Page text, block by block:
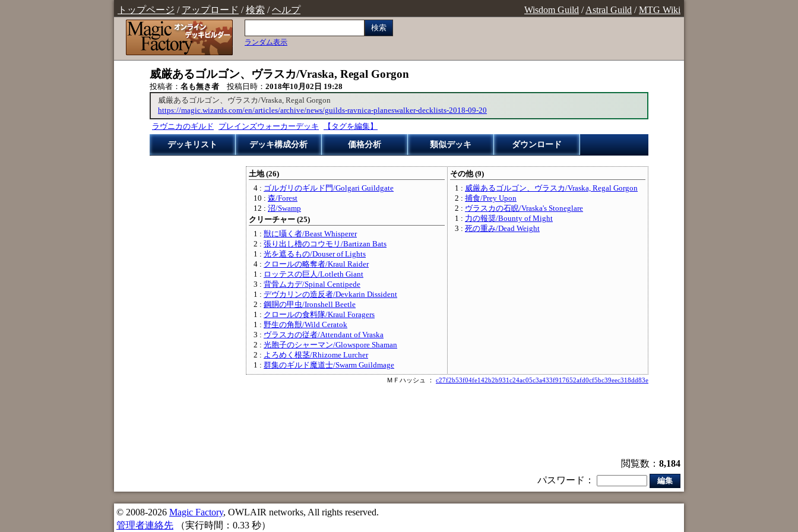
トップページ / アップロード /検索 /ヘルプ Wisdom Guild /Astral Guild /MTG Wiki
検索
ランダム表示
威厳あるゴルゴン、ヴラスカ/Vraska, Regal Gorgon
投稿者： 名も無き者 投稿日時： 2018年10月02日 19:28
威厳あるゴルゴン、ヴラスカ/Vraska, Regal Gorgon
https://magic.wizards.com/en/articles/archive/news/guilds-ravnica-planeswalker-decklists-2018-09-20
ラヴニカのギルド
プレインズウォーカーデッキ 【タグを編集】
デッキリスト デッキ構成分析 価格分析 類似デッキ ダウンロード
土地 (26)
4 : ゴルガリのギルド門/Golgari Guildgate
10 : 森/Forest
12 : 沼/Swamp
クリーチャー (25)
1 : 獣に囁く者/Beast Whisperer
2 : 張り出し櫓のコウモリ/Bartizan Bats
1 : 光を遮るもの/Douser of Lights
4 : クロールの略奪者/Kraul Raider
1 : ロッテスの巨人/Lotleth Giant
3 : 背骨ムカデ/Spinal Centipede
1 : デヴカリンの造反者/Devkarin Dissident
2 : 鋼胴の甲虫/Ironshell Beetle
1 : クロールの食料隊/Kraul Foragers
1 : 野生の角獣/Wild Ceratok
3 : ヴラスカの従者/Attendant of Vraska
2 : 光胞子のシャーマン/Glowspore Shaman
2 : よろめく根茎/Rhizome Lurcher
1 : 群集のギルド魔道士/Swarm Guildmage
その他 (9)
1 : 威厳あるゴルゴン、ヴラスカ/Vraska, Regal Gorgon
2 : 捕食/Prey Upon
2 : ヴラスカの石睨/Vraska's Stoneglare
1 : 力の報奨/Bounty of Might
3 : 死の重み/Dead Weight
ＭＦハッシュ ： c27f2b53f04fe142b2b931c24ac05c3a433f917652afd0cf5bc39eec318dd83e
閲覧数： 8,184
パスワード：
編集
© 2008-2026 Magic Factory, OWLAIR networks, All rights reserved.
管理者連絡先 （実行時間：0.33 秒）